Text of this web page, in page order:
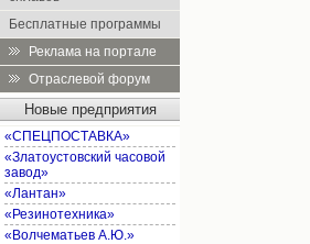
Бесплатные программы
Реклама на портале
Отраслевой форум
Новые предприятия
«СПЕЦПОСТАВКА»
«Златоустовский часовой
завод»
«Лантан»
«Резинотехника»
«Волчематьев А.Ю.»